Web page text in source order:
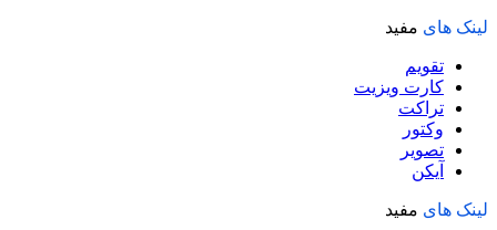
لینک های مفید
تقویم
کارت ویزیت
تراکت
وکتور
تصویر
آیکن
لینک های مفید